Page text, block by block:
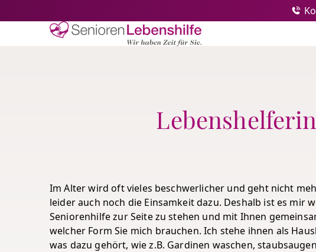
Senioren-Lebenshilfe
Im Alter wird oft vieles beschwerlicher und geht nicht
leider auch noch die Einsamkeit dazu. Deshalb ist es mir
Seniorenhilfe zur Seite zu stehen und mit Ihnen
welcher Form Sie mich brauchen. Ich stehe ihnen als
was dazu gehört, wie z.B. Gardinen waschen,